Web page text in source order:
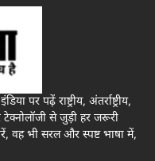
पर पढ़ें राष्ट्रीय, अंतर्राष्ट्रीय,
से जुड़ी हर जरूरी
वह भी सरल और स्पष्ट भाषा में,